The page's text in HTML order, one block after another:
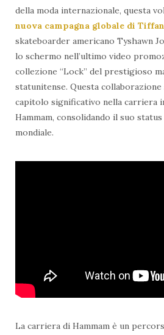
della moda internazionale, questa
nuova campagna globale di
skateboarder americano Tyshawn
lo schermo nell’ultimo video
collezione “Lock” del prestigioso
statunitense. Questa
capitolo significativo nella carriera
Hammam, consolidando il suo
mondiale.
La carriera di Hammam è un